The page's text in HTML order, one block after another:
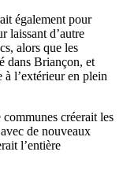
également pour
laissant d’autre
alors que les
dans Briançon, et
l’extérieur en plein
créerait les
de nouveaux
l’entière